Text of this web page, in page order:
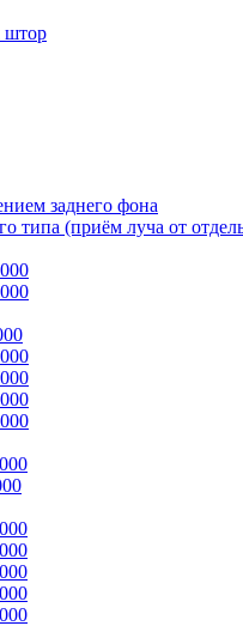
штор
заднего фона
типа (приём луча от